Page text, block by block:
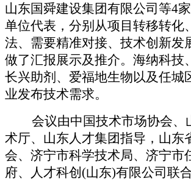
山东国舜建设集团有限公司等4
单位代表，分别从项目转移转化
法、需要精准对接、技术创新发
做了汇报展示及推介。 海纳科技
长兴助剂、爱福地生物以及任城
业发布技术需求。
会议由中国技术市场协会、
术厅、山东人才集团指导，山东
会、济宁市科学技术局、济宁市
府、人才科创 (山东)有限公司联